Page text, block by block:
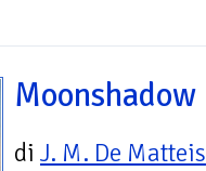
Moonshadow
di J. M. De Matteis